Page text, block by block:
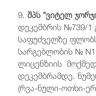
9.შპს ”ვიტელ
დეკემბრის №739/1
საფუძველზე
სარგებლობის №
ლიცენზიის
დეკემბრამდე.
(რვა-ნული-ოთხი-